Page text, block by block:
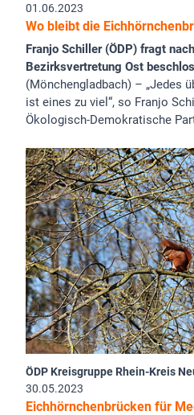
01.06.2023
Wo bleibt die
Franjo Schiller (ÖDP) fragt
Bezirksvertretung Ost
(Mönchengladbach) – „Jedes
ist eines zu viel“, so Franjo
Ökologisch-Demokratische
ÖDP Kreisgruppe Rhein-Kreis
30.05.2023
Eichhörnchenbrücken für